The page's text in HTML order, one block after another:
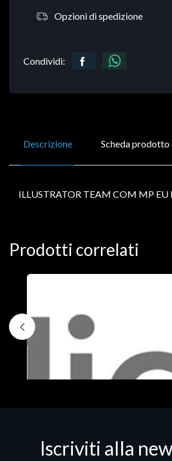
Opzioni di spedizione
Condividi:
Descrizione Scheda prodotto
ILLUSTRATOR TEAM COM MP EU
Prodotti correlati
Iscriviti alla